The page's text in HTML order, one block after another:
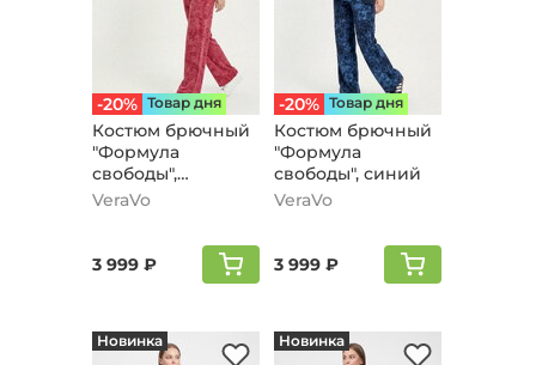
-20% Товар дня
Костюм брючный
"Формула
свободы",
бордовый
VeraVo
3 999 ₽
-20% Товар дня
Костюм брючный
"Формула
свободы", синий
VeraVo
3 999 ₽
Новинка Новинка